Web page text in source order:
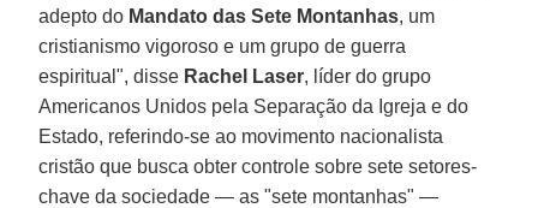
adepto do Mandato das Sete Montanhas, um
cristianismo vigoroso e um grupo de guerra
espiritual", disse Rachel Laser, líder do grupo
Americanos Unidos pela Separação da Igreja e do
Estado, referindo-se ao movimento nacionalista
cristão que busca obter controle sobre sete setores-
chave da sociedade — as "sete montanhas" —